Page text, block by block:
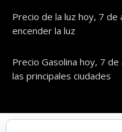
Precio de la luz hoy, 7
encender la luz
Precio Gasolina hoy, 7
las principales ciudades